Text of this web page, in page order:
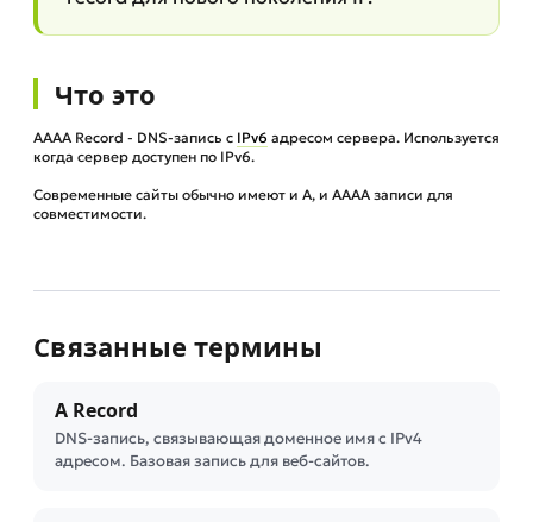
Что это
AAAA Record - DNS-запись с IPv6 адресом сервера. Используется
когда сервер доступен по IPv6.
Современные сайты обычно имеют и A, и AAAA записи для
совместимости.
Связанные термины
A Record
DNS-запись, связывающая доменное имя с IPv4
адресом. Базовая запись для веб-сайтов.